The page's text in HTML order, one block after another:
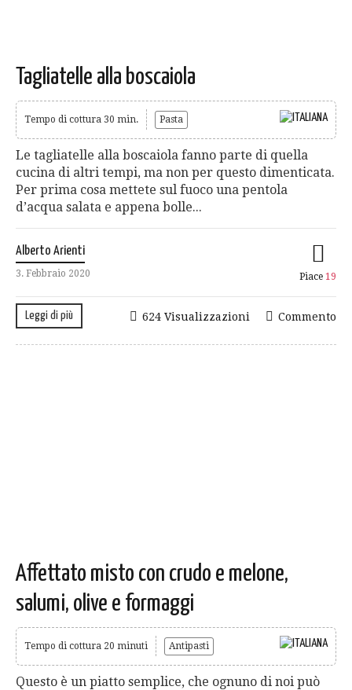
Tagliatelle alla boscaiola
Tempo di cottura 30 min. Pasta
Le tagliatelle alla boscaiola fanno parte di quella
cucina di altri tempi, ma non per questo dimenticata.
Per prima cosa mettete sul fuoco una pentola
d’acqua salata e appena bolle...
Alberto Arienti
3. Febbraio 2020 Piace 19
Leggi di più Commento
624 Visualizzazioni
Affettato misto con crudo e melone,
salumi, olive e formaggi
Tempo di cottura 20 minuti Antipasti
Questo è un piatto semplice, che ognuno di noi può